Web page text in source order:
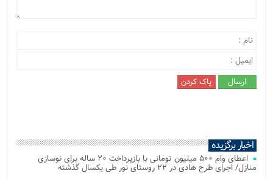
اخبار برگزیده
اعطای وام ۵۰۰ میلیون تومانی با بازپرداخت ۲۰ ساله برای نوسازی
منازل/ اجرای طرح هادی در ۲۲ روستای نور طی یکسال گذشته